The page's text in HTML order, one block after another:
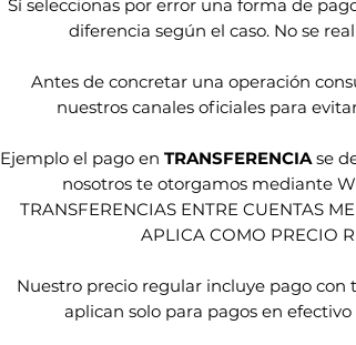
Sí seleccionas por error una forma de
diferencia según el caso. No se
Antes de concretar una operación
nuestros canales oficiales para
Ejemplo el pago en TRANSFERENCIAse
nosotros te otorgamos mediante
TRANSFERENCIAS ENTRE CUENTAS
APLICA COMO PRECIO
Nuestro precio regular incluye pago con
aplican solo para pagos en